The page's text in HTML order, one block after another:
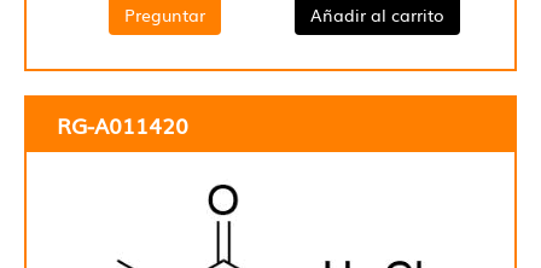
Preguntar
Añadir al carrito
RG-A011420